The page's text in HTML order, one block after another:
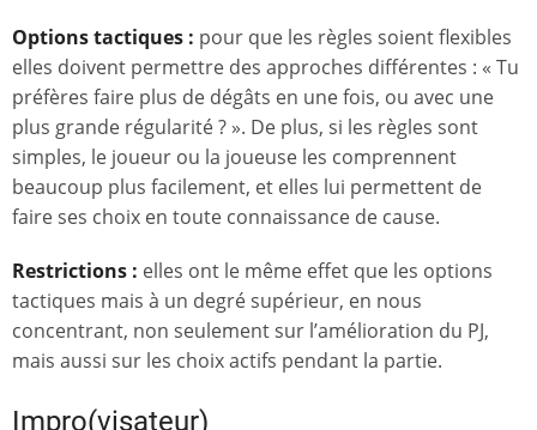
Options tactiques : pour que les règles soient flexibles
elles doivent permettre des approches différentes : « Tu
préfères faire plus de dégâts en une fois, ou avec une
plus grande régularité ? ». De plus, si les règles sont
simples, le joueur ou la joueuse les comprennent
beaucoup plus facilement, et elles lui permettent de
faire ses choix en toute connaissance de cause.
Restrictions : elles ont le même effet que les options
tactiques mais à un degré supérieur, en nous
concentrant, non seulement sur l’amélioration du PJ,
mais aussi sur les choix actifs pendant la partie.
Impro(visateur)